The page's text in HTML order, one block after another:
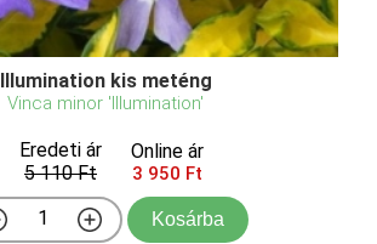
Illumination kis meténg
Vinca minor 'Illumination'
Eredeti ár
5 110 Ft
Online ár
3 950 Ft
Kosárba